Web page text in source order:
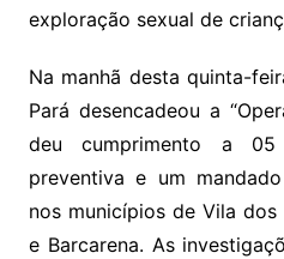
exploração sexual de
Na manhã desta quinta-
Pará desencadeou a
deu cumprimento a
preventiva e um
nos municípios de Vila
e Barcarena. As